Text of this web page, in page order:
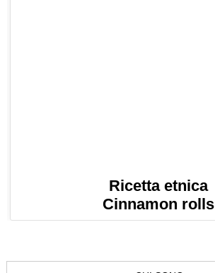
Ricetta etnica
Cinnamon rolls